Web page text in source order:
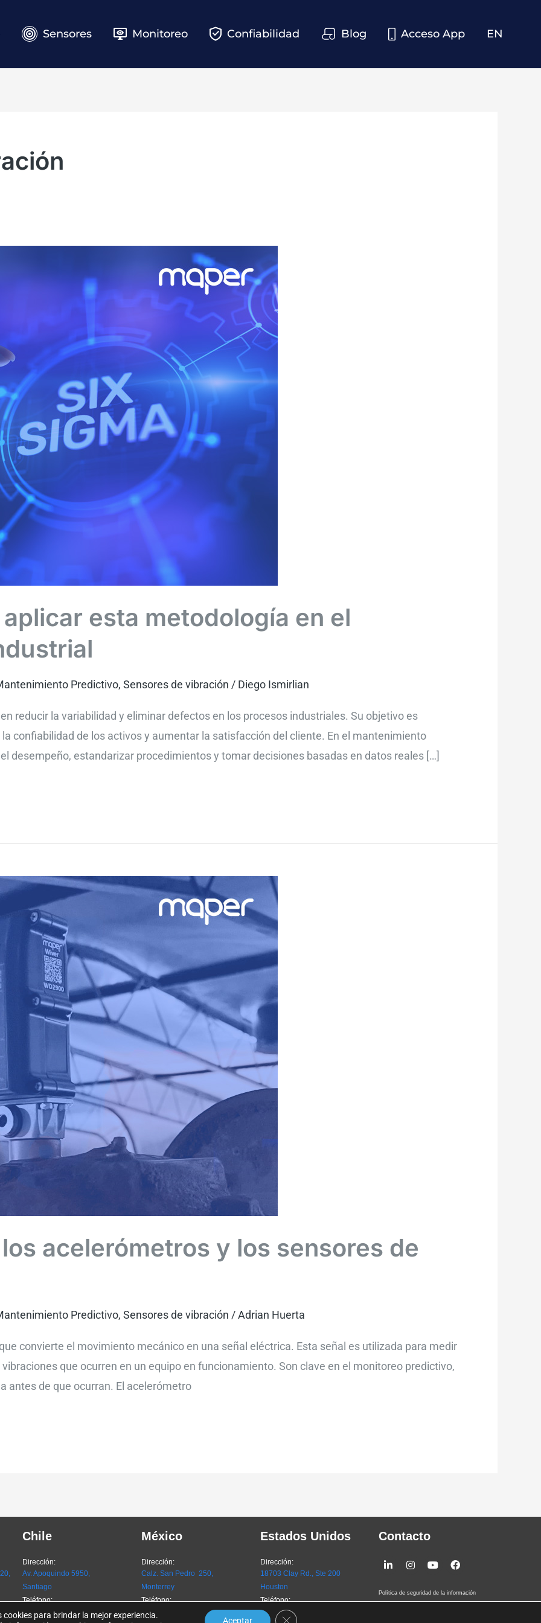
Sensores Monitoreo Confiabilidad Blog Acceso App EN
esta metodología en el
Predictivo, Sensores de vibración / Diego Ismirlian
reducir la variabilidad y eliminar defectos en los procesos industriales. Su objetivo es
confiabilidad de los activos y aumentar la satisfacción del cliente. En el mantenimiento
desempeño, estandarizar procedimientos y tomar decisiones basadas en datos reales […]
acelerómetros y los sensores de
Predictivo, Sensores de vibración /Adrian Huerta
convierte el movimiento mecánico en una señal eléctrica. Esta señal es utilizada para medir
que ocurren en un equipo en funcionamiento. Son clave en el monitoreo predictivo,
antes de que ocurran. El acelerómetro
Chile
Dirección:
Av. Apoquindo 5950,
Santiago
Teléfono:
CL +56 9 4612 6024
México
Dirección:
Calz. San Pedro 250,
Monterrey
Teléfono:
MX+52 81 8262 8230
Estados Unidos
Dirección:
18703 Clay Rd., Ste 200
Houston
Teléfono:
US +1 (281) 619-6070
Contacto
Linkedin-
in
Instagram
YoutubeFacebook
Política de seguridad de la información
cookies para brindar la mejor experiencia.
Aceptar Close GDPR Cookie Banner